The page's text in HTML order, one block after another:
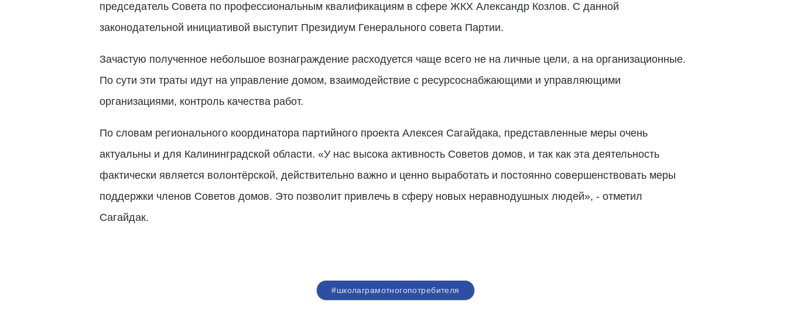
председатель Совета по профессиональным квалификациям в сфере ЖКХ Александр Козлов. С данной
законодательной инициативой выступит Президиум Генерального совета Партии.
Зачастую полученное небольшое вознаграждение расходуется чаще всего не на личные цели, а на организационные.
По сути эти траты идут на управление домом, взаимодействие с ресурсоснабжающими и управляющими
организациями, контроль качества работ.
По словам регионального координатора партийного проекта Алексея Сагайдака, представленные меры очень
актуальны и для Калининградской области. «У нас высока активность Советов домов, и так как эта деятельность
фактически является волонтёрской, действительно важно и ценно выработать и постоянно совершенствовать меры
поддержки членов Советов домов. Это позволит привлечь в сферу новых неравнодушных людей», - отметил
Сагайдак.
#школаграмотногопотребителя